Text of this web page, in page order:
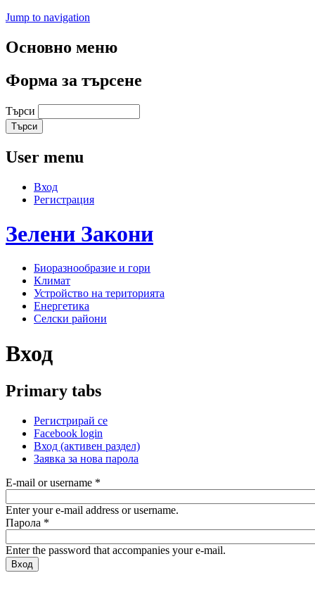
Jump to navigation
Основно меню
Форма за търсене
Търси
User menu
Вход
Регистрация
Зелени Закони
Биоразнообразие и гори
Климат
Устройство на територията
Енергетика
Селски райони
Вход
Primary tabs
Регистрирай се
Facebook login
Вход (активен раздел)
Заявка за нова парола
E-mail or username *
Enter your e-mail address or username.
Парола *
Enter the password that accompanies your e-mail.